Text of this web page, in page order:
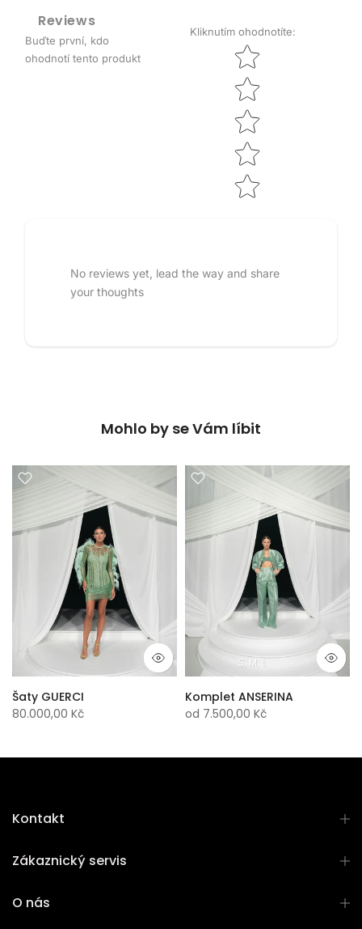
Reviews
Buďte první, kdo
ohodnotí tento produkt
Kliknutím ohodnotíte:
Star rating
No reviews yet, lead the way and share
your thoughts
Mohlo by se Vám líbit
Šaty GUERCI
80.000,00 Kč
S M L
Komplet ANSERINA
od 7.500,00 Kč
Kontakt
Zákaznický servis
O nás